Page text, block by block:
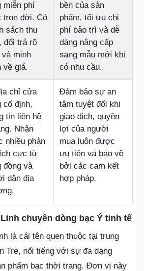
miễn phí
trọn đời. Có
sách thu
đổi trả rõ
và minh
về giá.
bền của sản
phẩm, tối ưu chi
phí bảo trì và dễ
dàng nâng cấp
sang mẫu mới khi
có nhu cầu.
chỉ cửa
cố định,
tin liên hệ
Nhận
nhiều phản
cực từ
đồng và
dân địa
Đảm bảo sự an
tâm tuyệt đối khi
giao dịch, quyền
lợi của người
mua luôn được
ưu tiên và bảo vệ
bởi các cam kết
hợp pháp.
chuyên dòng bạc Ý tinh tế
là cái tên quen thuộc tại trung
Tre, nổi tiếng với sự đa dạng
phẩm bạc thời trang. Đơn vị này